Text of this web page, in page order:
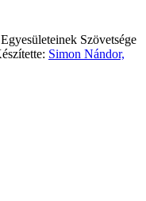
Szövetsége
Simon Nándor,